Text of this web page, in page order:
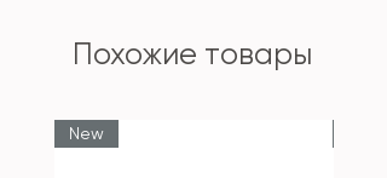
Похожие товары
New